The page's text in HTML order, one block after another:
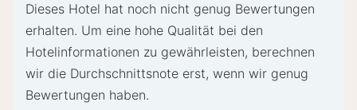
versucht, Sonderwünschen entgegenzukommen,
Eventuell fallen zusätzliche Gebühren an.
Diese Unterkunft akzeptiert Kreditkarten und
Dieses Hotel hat noch nicht genug Bewertungen
erhalten. Um eine hohe Qualität bei den
Hotelinformationen zu gewährleisten, berechnen
wir die Durchschnittsnote erst, wenn wir genug
Bewertungen haben.